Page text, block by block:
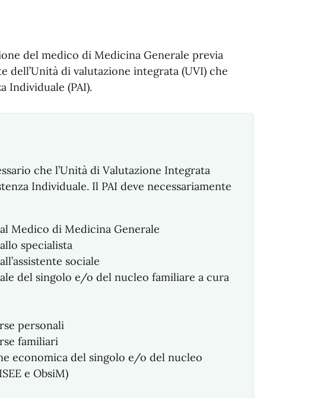
del medico di Medicina Generale previa
dell’Unità di valutazione integrata (UVI) che
Individuale (PAI).
che l’Unità di Valutazione Integrata
Individuale. Il PAI deve necessariamente
Medico di Medicina Generale
specialista
sociale
del singolo e/o del nucleo familiare a cura
personali
familiari
economica del singolo e/o del nucleo
e ObsiM)